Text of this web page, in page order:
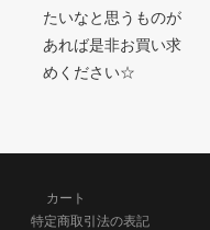
たいなと思うものが
あれば是非お買い求
めください☆
カート
特定商取引法の表記